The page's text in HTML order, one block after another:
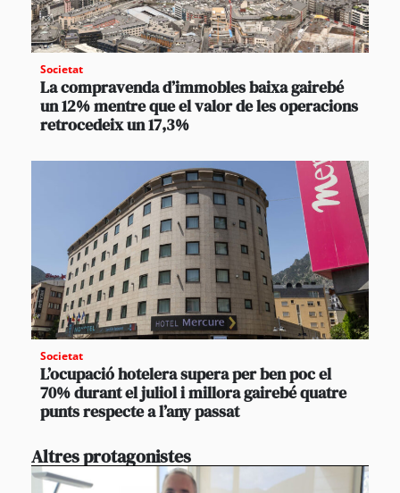
Societat
La compravenda d’immobles baixa gairebé
un 12% mentre que el valor de les operacions
retrocedeix un 17,3%
Societat
L’ocupació hotelera supera per ben poc el
70% durant el juliol i millora gairebé quatre
punts respecte a l’any passat
Altres protagonistes